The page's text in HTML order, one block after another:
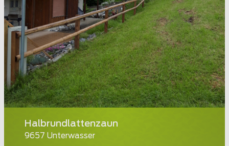
Halbrundlattenzaun
9657 Unterwasser